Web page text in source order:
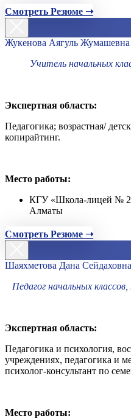
Смотреть Резюме ➝
Жукенова Аягуль Жумашевна
Учитель начальных
Экспертная область:
Педагогика; возрастная/
копирайтинг.
Место работы:
КГУ «Школа-лицей №
Алматы
Смотреть Резюме ➝
Шаяхметова Дана Сейдаховна
Педагог начальных
Экспертная область:
Педагогика и психология,
учреждениях, педагогика и
психолог-консультант по
Место работы: